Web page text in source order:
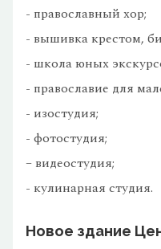
- православный хор;
- вышивка крестом,
- школа юных
- православие для
- изостудия;
- фотостудия;
– видеостудия;
- кулинарная студия.
Новое здание